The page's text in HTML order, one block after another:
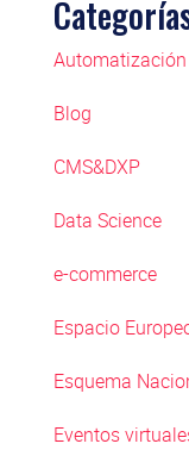
Blog
CMS&DXP
Data Science
e-commerce
Espacio
Esquema
Eventos